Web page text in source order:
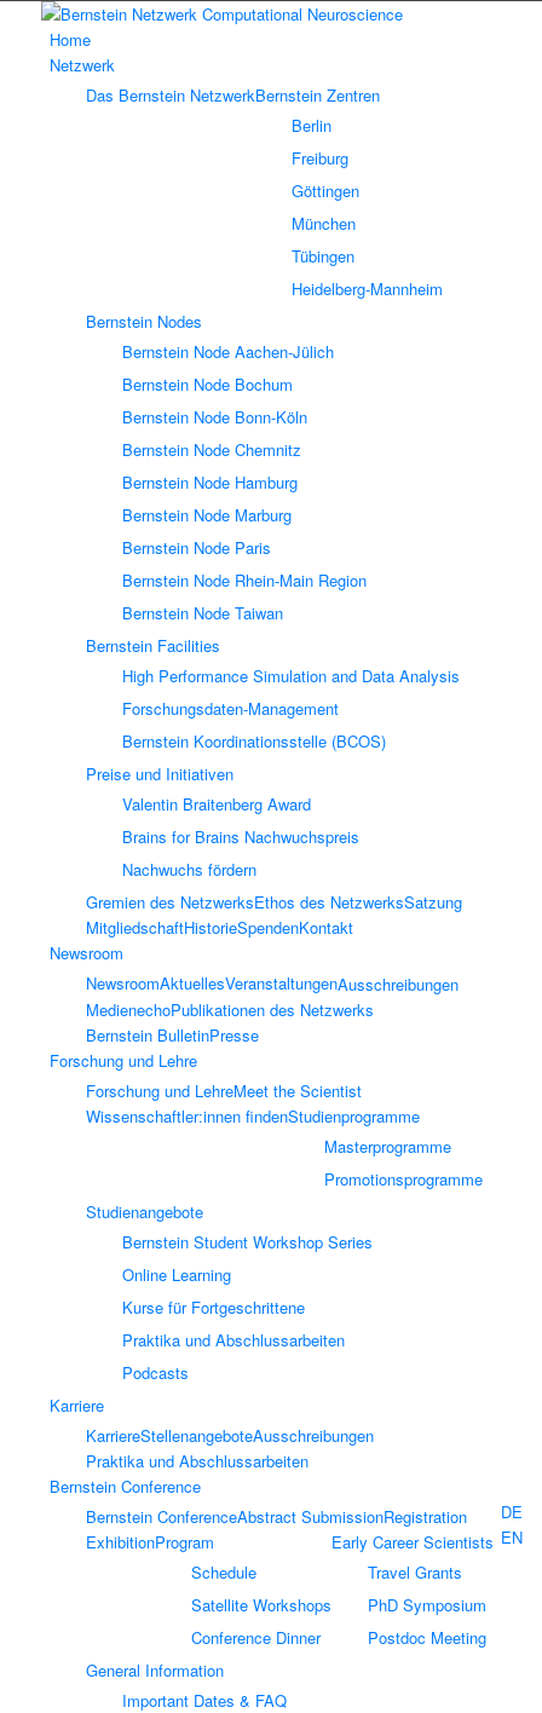
Home
Netzwerk
Das Bernstein NetzwerkBernstein Zentren
Berlin
Freiburg
Göttingen
München
Tübingen
Heidelberg-Mannheim
Bernstein Nodes
Bernstein Node Aachen-Jülich
Bernstein Node Bochum
Bernstein Node Bonn-Köln
Bernstein Node Chemnitz
Bernstein Node Hamburg
Bernstein Node Marburg
Bernstein Node Paris
Bernstein Node Rhein-Main Region
Bernstein Node Taiwan
Bernstein Facilities
High Performance Simulation and Data Analysis
Forschungsdaten-Management
Bernstein Koordinationsstelle (BCOS)
Preise und Initiativen
Valentin Braitenberg Award
Brains for Brains Nachwuchspreis
Nachwuchs fördern
Gremien des NetzwerksEthos des NetzwerksSatzung
MitgliedschaftHistorieSpendenKontakt
Newsroom
NewsroomAktuellesVeranstaltungenAusschreibungen
MedienechoPublikationen des Netzwerks
Bernstein BulletinPresse
Forschung und Lehre
Forschung und LehreMeet the Scientist
Wissenschaftler:innen findenStudienprogramme
Masterprogramme
Promotionsprogramme
Studienangebote
Bernstein Student Workshop Series
Online Learning
Kurse für Fortgeschrittene
Praktika und Abschlussarbeiten
Podcasts
Karriere
KarriereStellenangeboteAusschreibungen
Praktika und Abschlussarbeiten
Bernstein Conference
Bernstein ConferenceAbstract SubmissionRegistration
ExhibitionProgram
Schedule
Satellite Workshops
Conference Dinner
Early Career Scientists
Travel Grants
PhD Symposium
Postdoc Meeting
General Information
Important Dates & FAQ
DE
EN